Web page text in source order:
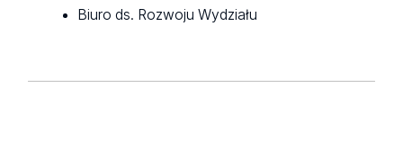
Biuro ds. Rozwoju Wydziału